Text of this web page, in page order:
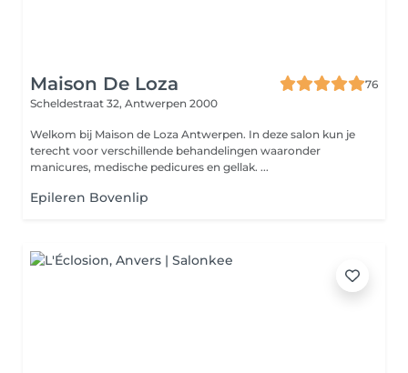
Maison De Loza
76
Scheldestraat 32, Antwerpen 2000
Welkom bij Maison de Loza Antwerpen. In deze salon kun je
terecht voor verschillende behandelingen waaronder
manicures, medische pedicures en gellak. ...
Epileren Bovenlip